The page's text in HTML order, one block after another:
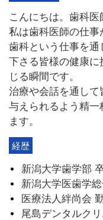
こんにちは。歯科医
私は歯科医師の仕事
歯科という仕事を通
下さる皆様の健康
じる瞬間です。
治療や会話を通し
与えられるよう精一
ます。
経歴
新潟大学歯学部
新潟大学医歯学
医療法人絆尚会
尾島デンタルク